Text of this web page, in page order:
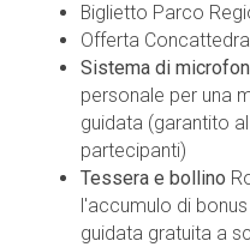
Biglietto Parco
Offerta
Sistema di
personale per una
guidata (garantito
partecipanti)
Tessera e bollino
l'accumulo di
guidata gratuita a